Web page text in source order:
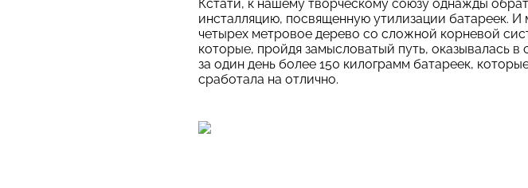
Кстати, к нашему творческому союзу однажды
инсталляцию, посвященную утилизации батареек.
четырех метровое дерево со сложной корневой
которые, пройдя замысловатый путь, оказывалась
за один день более 150 килограмм батареек,
сработала на отлично.